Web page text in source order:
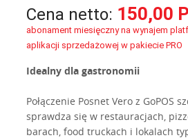
Cena netto: 150,00
abonament miesięczny na wynajem
aplikacji sprzedażowej w pakiecie PRO
Idealny dla gastronomii
Połączenie Posnet Vero z GoPOS
sprawdza się w restauracjach,
barach, food truckach i lokalach